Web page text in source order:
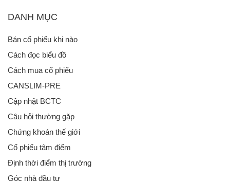
DANH MỤC
Bán cổ phiếu khi nào
Cách đọc biểu đồ
Cách mua cổ phiếu
CANSLIM-PRE
Cập nhật BCTC
Câu hỏi thường gặp
Chứng khoán thế giới
Cổ phiếu tâm điểm
Định thời điểm thị trường
Góc nhà đầu tư